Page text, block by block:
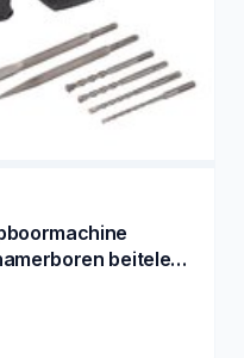
beitelen